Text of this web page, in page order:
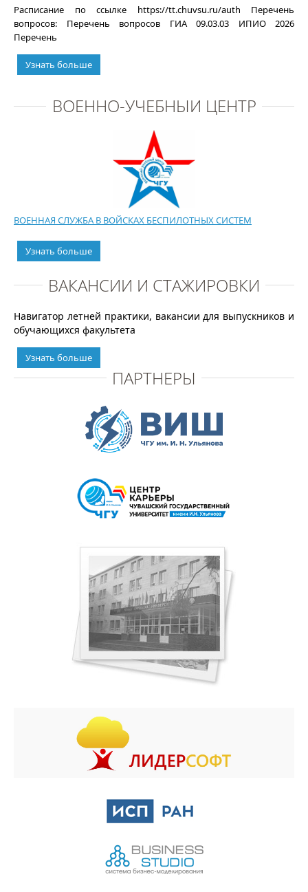
Расписание по ссылке https://tt.chuvsu.ru/auth Перечень
вопросов: Перечень вопросов ГИА 09.03.03 ИПИО 2026
Перечень
Узнать больше
ВОЕННО-УЧЕБНЫЙ ЦЕНТР
ВОЕННАЯ СЛУЖБА В ВОЙСКАХ БЕСПИЛОТНЫХ СИСТЕМ
Узнать больше
ВАКАНСИИ И СТАЖИРОВКИ
Навигатор летней практики, вакансии для выпускников и
обучающихся факультета
Узнать больше
ПАРТНЕРЫ